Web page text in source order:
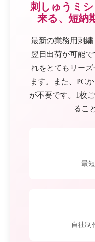
刺しゅうミ
来る、短納
最新の業務用刺
翌日出荷が可能
れをとてもリー
ます。また、PC
が不要です。1枚
るこ
最
自社制